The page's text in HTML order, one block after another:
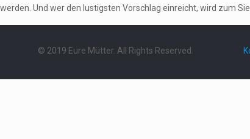
werden. Und wer den lustigsten Vorschlag einreicht, wird zum
© 2019 Eure Mütter. All Rights Reserved.